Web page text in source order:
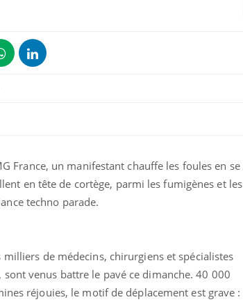
France, un manifestant chauffe les foules en se
en tête de cortège, parmi les fumigènes et les
techno parade.
de médecins, chirurgiens et spécialistes
venus battre le pavé ce dimanche. 40 000
réjouies, le motif de déplacement est grave :